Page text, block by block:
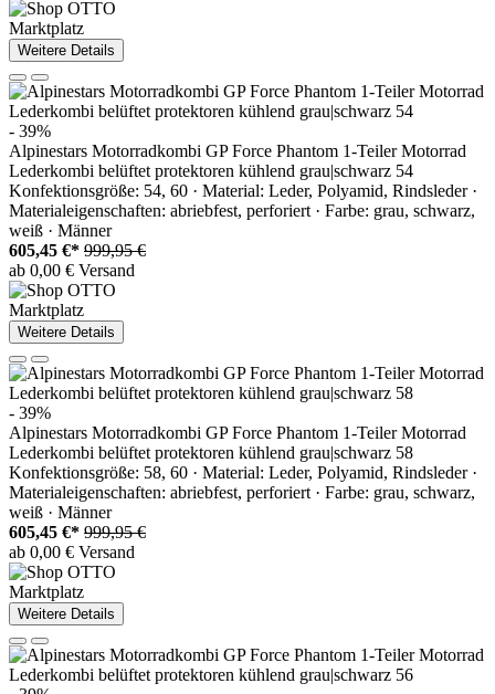
Marktplatz
Weitere Details
- 39%
Alpinestars Motorradkombi GP Force Phantom 1-Teiler Motorrad
Lederkombi belüftet protektoren kühlend grau|schwarz 54
Konfektionsgröße: 54, 60 · Material: Leder, Polyamid, Rindsleder ·
Materialeigenschaften: abriebfest, perforiert · Farbe: grau, schwarz,
weiß · Männer
605,45 €* 999,95 €
ab 0,00 € Versand
Marktplatz
Weitere Details
- 39%
Alpinestars Motorradkombi GP Force Phantom 1-Teiler Motorrad
Lederkombi belüftet protektoren kühlend grau|schwarz 58
Konfektionsgröße: 58, 60 · Material: Leder, Polyamid, Rindsleder ·
Materialeigenschaften: abriebfest, perforiert · Farbe: grau, schwarz,
weiß · Männer
605,45 €* 999,95 €
ab 0,00 € Versand
Marktplatz
Weitere Details